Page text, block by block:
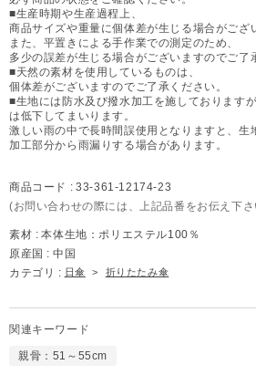
■生産時期や生産過程上、
商品サイズや重量に個体差が生じる場合がござ
また、平置きによる手作業での測定のため、
多少の誤差が生じる場合がございますのでご了
■天然の素材を使用しているものは、
個体差がございますのでご了承ください。
■生地には防水及び撥水加工を施しております
は低下してまいります。
激しい雨の中で長時間誤使用となりますと、生
加工部分から雨漏りする場合があります。
商品コード : 33-361-12174-23
(お問い合わせの際には、上記品番をお伝え下
素材 : 本体生地：ポリエステル100％
原産国 : 中国
カテゴリ : 日傘 > 折りたたみ傘
関連キーワード
親骨：51～55cm